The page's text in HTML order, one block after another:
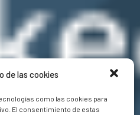
de las cookies
como las cookies para
El consentimiento de estas